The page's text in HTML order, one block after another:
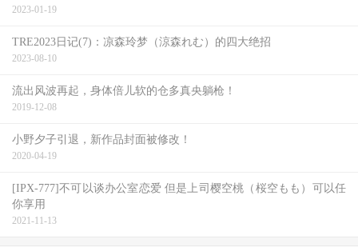
2023-01-19
TRE2023日记(7)：凉森玲梦（涼森れむ）的四大绝招
2023-08-10
流出风波再起，身体倍儿软的仓多真央躺枪！
2019-12-08
小野夕子引退，新作品封面被修改！
2020-04-19
[IPX-777]不可以谈办公室恋爱 但是上司樱空桃（桜空もも）可以任
你享用
2021-11-13